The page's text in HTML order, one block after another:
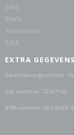
Sets
Shirts
Accessoires
SALE
EXTRA GEGEVENS
Bankrekeningnummer:
KvK-nummer: 72437162
BTW-nummer: